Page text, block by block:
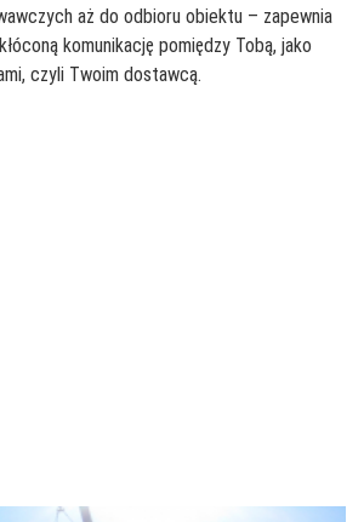
aż do odbioru obiektu – zapewnia
komunikację pomiędzy Tobą, jako
czyli Twoim dostawcą.